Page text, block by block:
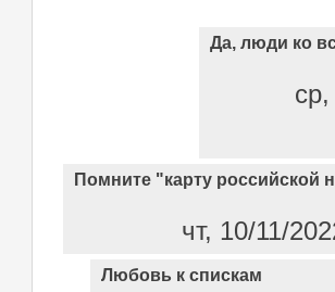
Да, люди ко
Помните "карту российской
чт, 10/11/
Любовь к спискам